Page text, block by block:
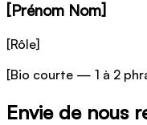
[Prénom Nom]
[Rôle]
[Bio courte — 1 à 2
Envie de nous